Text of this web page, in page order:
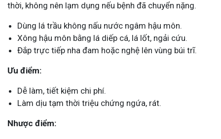
thời, không nên lạm dụng nếu bệnh đã chuyển nặng.
Dùng lá trầu không nấu nước ngâm hậu môn.
Xông hậu môn bằng lá diếp cá, lá lốt, ngải cứu.
Đắp trực tiếp nha đam hoặc nghệ lên vùng búi trĩ.
Ưu điểm:
Dễ làm, tiết kiệm chi phí.
Làm dịu tạm thời triệu chứng ngứa, rát.
Nhược điểm: